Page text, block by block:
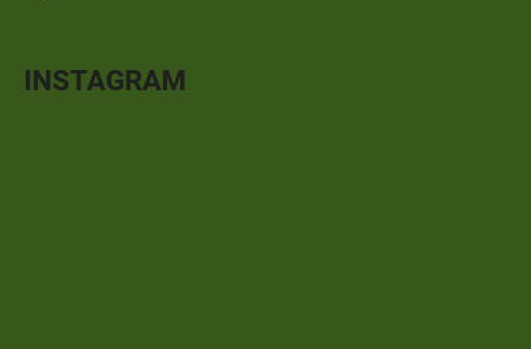
INSTAGRAM